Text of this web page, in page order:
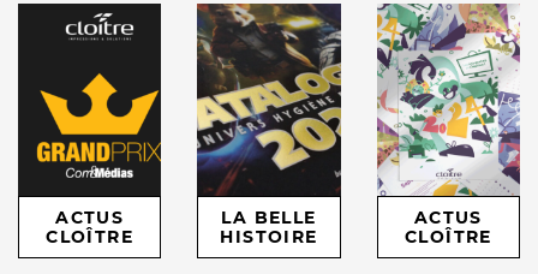
ACTUS
CLOÎTRE
LA BELLE
HISTOIRE
ACTUS
CLOÎTRE